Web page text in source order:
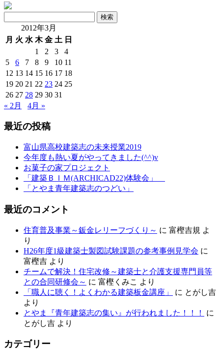
2012年3月
月 火 水 木 金 土 日
1
2 3
4
5
6 7 8 9 10 11
12 13 14 15 16 17 18
19 20 21 22 23 24 25
26 27 28 29 30 31
« 2月
4月 »
最近の投稿
富山県高校建築志の未来授業2019
今年度も熱い夏がやってきました(^^)v
お菓子の家プロジェクト
「建築ＢＩＭ(ARCHICAD22)体験会」
「とやま青年建築志のつどい」
最近のコメント
住育普及事業～鈑金レリーフづくり～ に 富樫吉規 よ
り
H26年度1級建築士製図試験課題の参考事例見学会 に
富樫吉 より
チームで解決！住宅改修～建築士と介護支援専門員等
との合同研修会～ に 富樫くみこ より
「職人に聴く！よくわかる建築板金講座」
に とがし吉
より
とやま『青年建築志の集い』が行われました！！！
に
とがし吉 より
カテゴリー